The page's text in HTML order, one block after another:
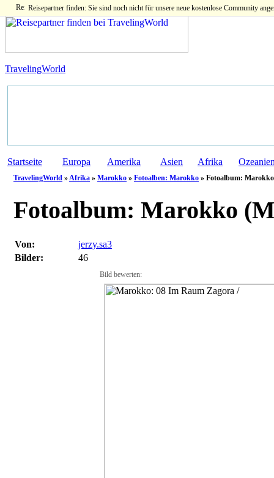
Reisepartner finden: Sie sind noch nicht für unsere neue kostenlose Community
TravelingWorld
Startseite Europa Amerika Asien Afrika
TravelingWorld »Afrika » Marokko » Fotoalben: Marokko » Fotoalbum:
Fotoalbum: Marokko
Von:
jerzy.sa3
Bilder:
46
Bild bewerten: